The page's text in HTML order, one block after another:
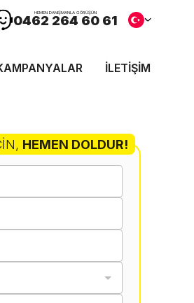
HEMEN DANIŞMANLA GÖRÜŞÜN
0462 264 60 61
İLETIŞIM
, HEMEN DOLDUR!